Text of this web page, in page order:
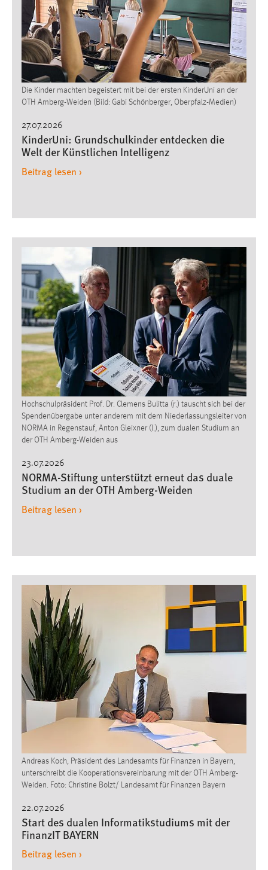
Die Kinder machten begeistert mit bei der ersten KinderUni an der
OTH Amberg-Weiden (Bild: Gabi Schönberger, Oberpfalz-Medien)
27.07.2026
KinderUni: Grundschulkinder entdecken die
Welt der Künstlichen Intelligenz
Beitrag lesen ›
Hochschulpräsident Prof. Dr. Clemens Bulitta (r.) tauscht sich bei der
Spendenübergabe unter anderem mit dem Niederlassungsleiter von
NORMA in Regenstauf, Anton Gleixner (l.), zum dualen Studium an
der OTH Amberg-Weiden aus
23.07.2026
NORMA-Stiftung unterstützt erneut das duale
Studium an der OTH Amberg-Weiden
Beitrag lesen ›
Andreas Koch, Präsident des Landesamts für Finanzen in Bayern,
unterschreibt die Kooperationsvereinbarung mit der OTH Amberg-
Weiden. Foto: Christine Bolzt/ Landesamt für Finanzen Bayern
22.07.2026
Start des dualen Informatikstudiums mit der
FinanzIT BAYERN
Beitrag lesen ›